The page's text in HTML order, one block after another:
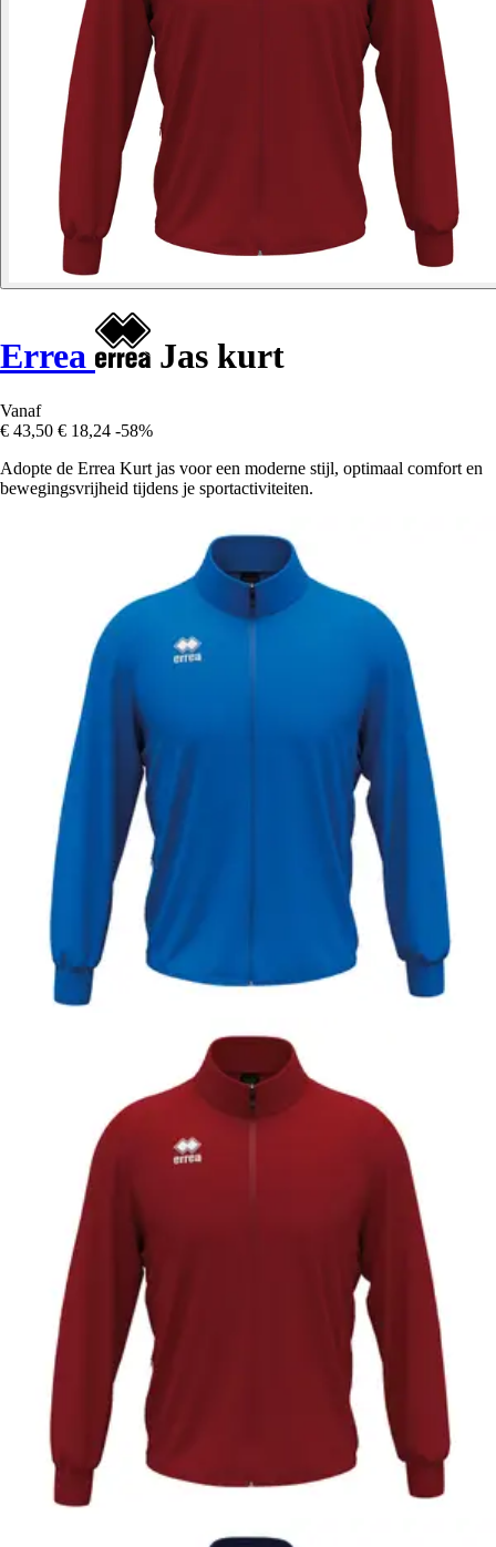
Errea Jas kurt
Vanaf
€ 43,50 € 18,24 -58%
Adopte de Errea Kurt jas voor een moderne stijl, optimaal comfort en
bewegingsvrijheid tijdens je sportactiviteiten.